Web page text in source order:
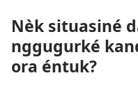
Nèk situasiné
nggugurké
ora éntuk?